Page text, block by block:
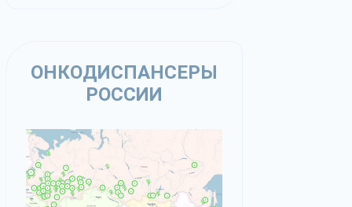
ОНКОДИСПАНСЕРЫ
РОССИИ